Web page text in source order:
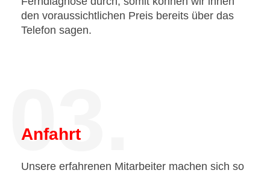
den voraussichtlichen Preis bereits über das
Telefon sagen.
03.
Anfahrt
Unsere erfahrenen Mitarbeiter machen sich so